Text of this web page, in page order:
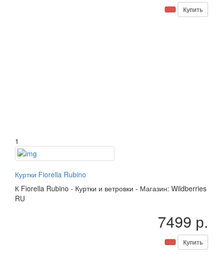
Купить
1
Куртки Fiorella Rubino
К Fiorella Rubino - Куртки и ветровки - Магазин: Wildberries
RU
7499 р.
Купить